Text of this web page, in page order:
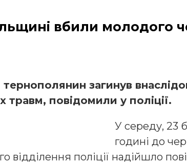
вбили молодого
тернополянин загинув
травм, повідомили у поліції.
У середу, 23
годині до
відділення поліції надійшло